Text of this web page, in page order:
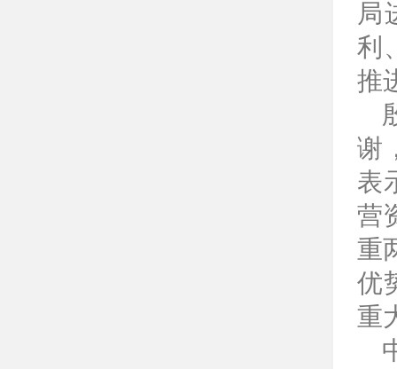
局
利
推
谢
表
营
重
优
重